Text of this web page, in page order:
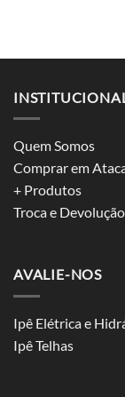
INSTITUCIONAL
Quem Somos
Comprar em
+ Produtos
Troca e Devolução
AVALIE-NOS
Ipê Elétrica e
Ipê Telhas